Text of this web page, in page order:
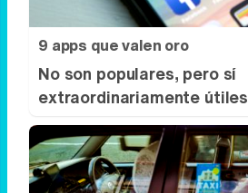
9 apps que valen oro
No son populares, pero sí
extraordinariamente útiles